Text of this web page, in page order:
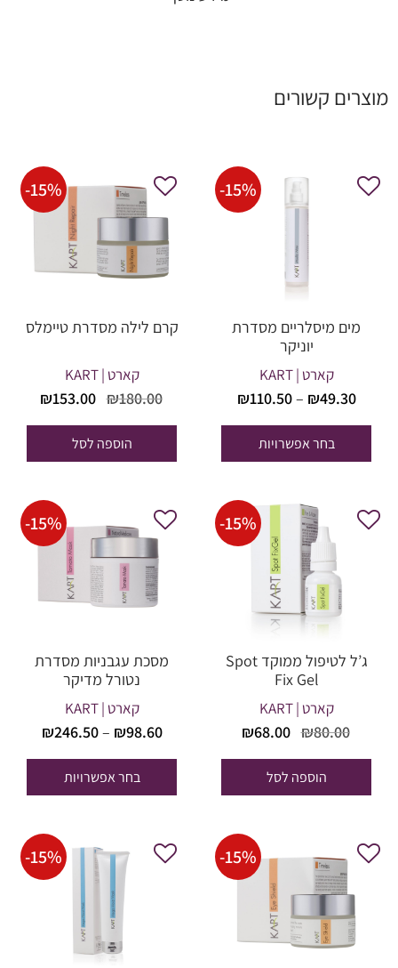
מוצרים קשורים
-15%
מים מיסלריים מסדרת
יוניקר
קארט | KART
₪49.30
–
₪110.50
⁦₪110.50⁩
בחר אפשרויות
-15%
קרם לילה מסדרת טיימלס
קארט | KART
₪180.00
המחיר
היה:
₪180.00.
₪153.00
הוספה לסל
-15%
ג’ל לטיפול ממוקד Spot
Fix Gel
קארט | KART
₪80.00
המחיר
היה:
₪80.00.
₪68.00
הוספה לסל
-15%
מסכת עגבניות מסדרת
נטורל מדיקר
קארט | KART
₪98.60
–
₪246.50
⁦₪246.50⁩
בחר אפשרויות
-15%
-15%